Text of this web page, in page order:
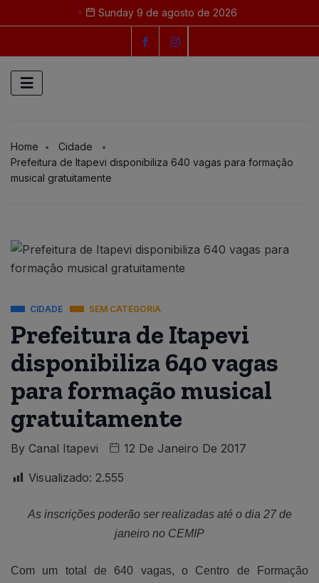
Sunday 9 de agosto de 2026
Home
Cidade
Prefeitura de Itapevi disponibiliza 640 vagas para formação
musical gratuitamente
CIDADE SEM CATEGORIA
Prefeitura de Itapevi
disponibiliza 640 vagas
para formação musical
gratuitamente
By Canal Itapevi 12 De Janeiro De 2017
Visualizado: 2.555
As inscrições poderão ser realizadas até o dia 27 de
janeiro no CEMIP
Com um total de 640 vagas, o Centro de Formação